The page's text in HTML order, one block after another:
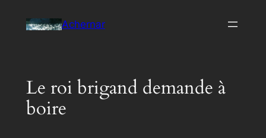
Achernar
Le roi brigand demande à
boire